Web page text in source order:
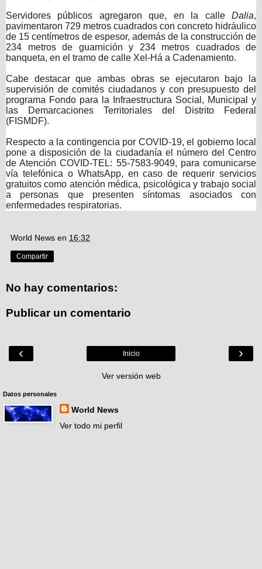
Servidores públicos agregaron que, en la calle Dalia,
pavimentaron 729 metros cuadrados con concreto hidráulico
de 15 centímetros de espesor, además de la construcción de
234 metros de guarnición y 234 metros cuadrados de
banqueta, en el tramo de calle Xel-Há a Cadenamiento.
Cabe destacar que ambas obras se ejecutaron bajo la
supervisión de comités ciudadanos y con presupuesto del
programa Fondo para la Infraestructura Social, Municipal y
las Demarcaciones Territoriales del Distrito Federal
(FISMDF).
Respecto a la contingencia por COVID-19, el gobierno local
pone a disposición de la ciudadanía el número del Centro
de Atención COVID-TEL: 55-7583-9049, para comunicarse
vía telefónica o WhatsApp, en caso de requerir servicios
gratuitos como atención médica, psicológica y trabajo social
a personas que presenten síntomas asociados con
enfermedades respiratorias.
World News en 16:32
Compartir
No hay comentarios:
Publicar un comentario
‹ ›
Inicio
Ver versión web
Datos personales
World News
Ver todo mi perfil